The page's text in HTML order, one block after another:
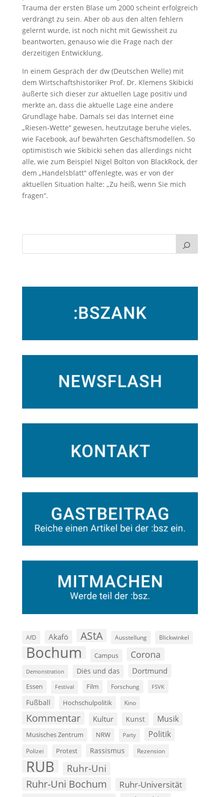
Trauma der ersten Blase um 2000 scheint erfolgreich
verdrängt zu sein. Aber ob aus den alten fehlern
gelernt wurde, ist noch nicht mit Gewissheit zu
beantworten, genauso wie die Frage nach der
derzeitigen Entwicklung.
In einem Gespräch der dw (Deutschen Welle) mit
dem Wirtschaftshistoriker Prof. Dr. Klemens Skibicki
äußerte sich dieser zur aktuellen Lage positiv und
merkte an, dass die aktuelle Lage eine andere
Grundlage habe. Damals sei das Internet eine
„Riesen-Wette“ gewesen, heutzutage beruhe vieles,
wie Facebook, auf bewährten Geschäftsmodellen. So
optimistisch wie Skibicki sehen das allerdings nicht
alle, wie zum Beispiel Nigel Bolton von BlackRock, der
dem „Handelsblatt“ offenlegte, was er von der
aktuellen Situation halte: „Zu heiß, wenn Sie mich
fragen“.
AfD Akafö AStA Ausstellung Blickwinkel
Bochum Campus Corona
Demonstration Diës und das Dortmund
Essen Festival Film Forschung FSVK
Fußball Hochschulpolitik Kino
Kommentar Kultur Kunst Musik
Musisches Zentrum NRW Party Politik
Polizei Protest Rassismus Rezension
RUB Ruhr-Uni
Ruhr-Uni Bochum Ruhr-Universität